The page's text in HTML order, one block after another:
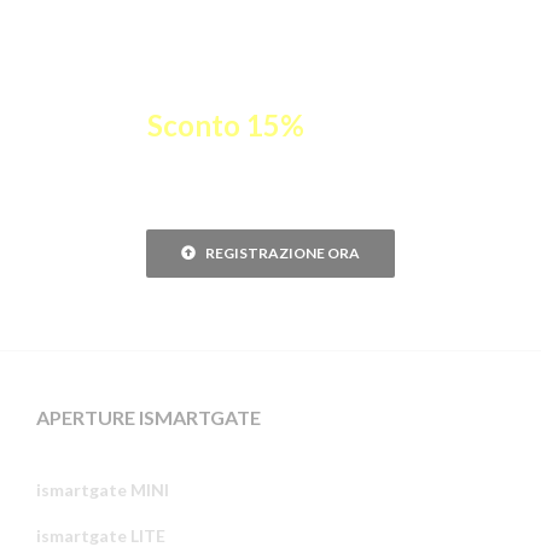
Sconto 15%
REGISTRAZIONE ORA
APERTURE ISMARTGATE
ismartgate MINI
ismartgate LITE